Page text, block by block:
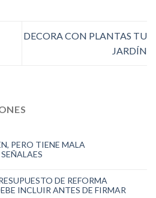
DECORA CON PLANTAS TU
JARDÍN
PERO TIENE MALA
DE REFORMA
INCLUIR ANTES DE FIRMAR